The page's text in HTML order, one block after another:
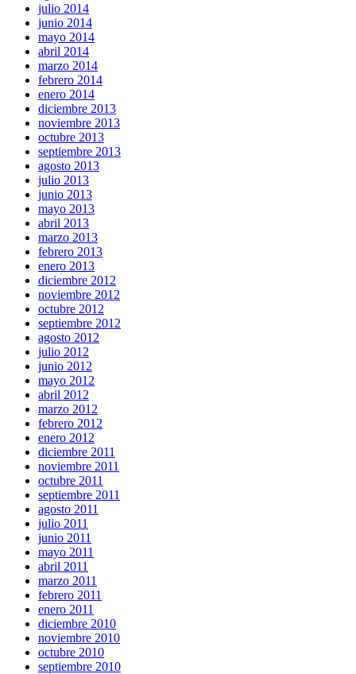
julio 2014
junio 2014
mayo 2014
abril 2014
marzo 2014
febrero 2014
enero 2014
diciembre 2013
noviembre 2013
octubre 2013
septiembre 2013
agosto 2013
julio 2013
junio 2013
mayo 2013
abril 2013
marzo 2013
febrero 2013
enero 2013
diciembre 2012
noviembre 2012
octubre 2012
septiembre 2012
agosto 2012
julio 2012
junio 2012
mayo 2012
abril 2012
marzo 2012
febrero 2012
enero 2012
diciembre 2011
noviembre 2011
octubre 2011
septiembre 2011
agosto 2011
julio 2011
junio 2011
mayo 2011
abril 2011
marzo 2011
febrero 2011
enero 2011
diciembre 2010
noviembre 2010
octubre 2010
septiembre 2010